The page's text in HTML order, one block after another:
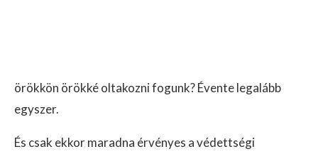
örökkön örökké oltakozni fogunk? Évente legalább
egyszer.
És csak ekkor maradna érvényes a védettségi